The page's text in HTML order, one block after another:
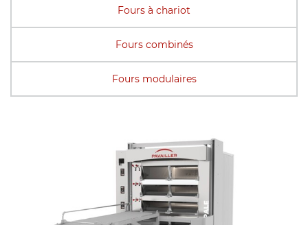
Fours à chariot
Fours combinés
Fours modulaires